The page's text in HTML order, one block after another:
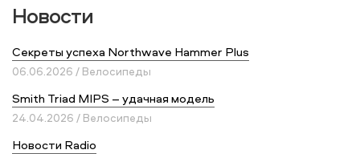
Новости
Секреты успеха Northwave Hammer Plus
06.06.2026 / Велосипеды
Smith Triad MIPS – удачная модель
24.04.2026 / Велосипеды
Новости Radio